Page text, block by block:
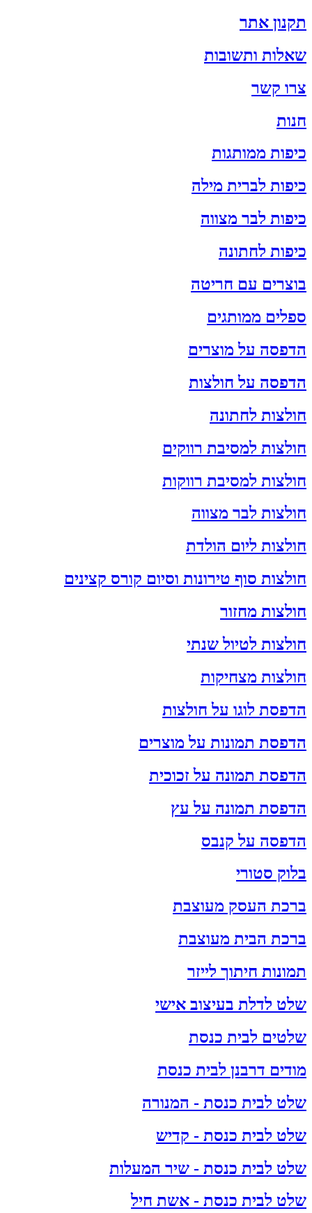
תקנון אתר
שאלות ותשובות
צרו קשר
חנות
כיפות ממותגות
כיפות לברית מילה
כיפות לבר מצווה
כיפות לחתונה
בוצרים עם חריטה
ספלים ממותגים
הדפסה על מוצרים
הדפסה על חולצות
חולצות לחתונה
חולצות למסיבת רווקים
חולצות למסיבת רווקות
חולצות לבר מצווה
חולצות ליום הולדת
חולצות סוף טירונות וסיום קורס קצינים
חולצות מחזור
חולצות לטיול שנתי
חולצות מצחיקות
הדפסת לוגו על חולצות
הדפסת תמונות על מוצרים
הדפסת תמונה על זכוכית
הדפסת תמונה על עץ
הדפסה על קנבס
בלוק סטורי
ברכת העסק מעוצבת
ברכת הבית מעוצבת
תמונות חיתוך לייזר
שלט לדלת בעיצוב אישי
שלטים לבית כנסת
מודים דרבנן לבית כנסת
שלט לבית כנסת - המנורה
שלט לבית כנסת - קדיש
שלט לבית כנסת - שיר המעלות
שלט לבית כנסת - אשת חיל